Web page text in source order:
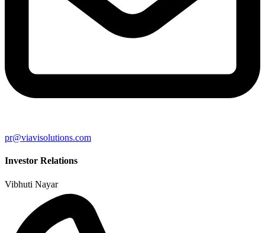
pr@viavisolutions.com
Investor Relations
Vibhuti Nayar